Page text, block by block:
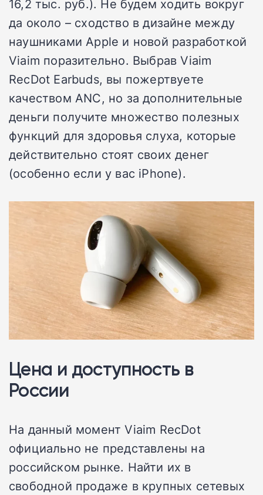
16,2 тыс. руб.). Не будем ходить вокруг
да около – сходство в дизайне между
наушниками Apple и новой разработкой
Viaim поразительно. Выбрав Viaim
RecDot Earbuds, вы пожертвуете
качеством ANC, но за дополнительные
деньги получите множество полезных
функций для здоровья слуха, которые
действительно стоят своих денег
(особенно если у вас iPhone).
Цена и доступность в
России
На данный момент Viaim RecDot
официально не представлены на
российском рынке. Найти их в
свободной продаже в крупных сетевых